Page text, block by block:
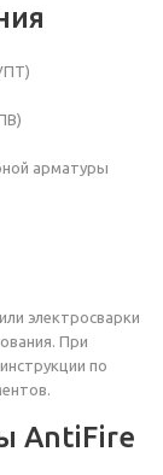
арматуры
электросварки
При
по
AntiFire